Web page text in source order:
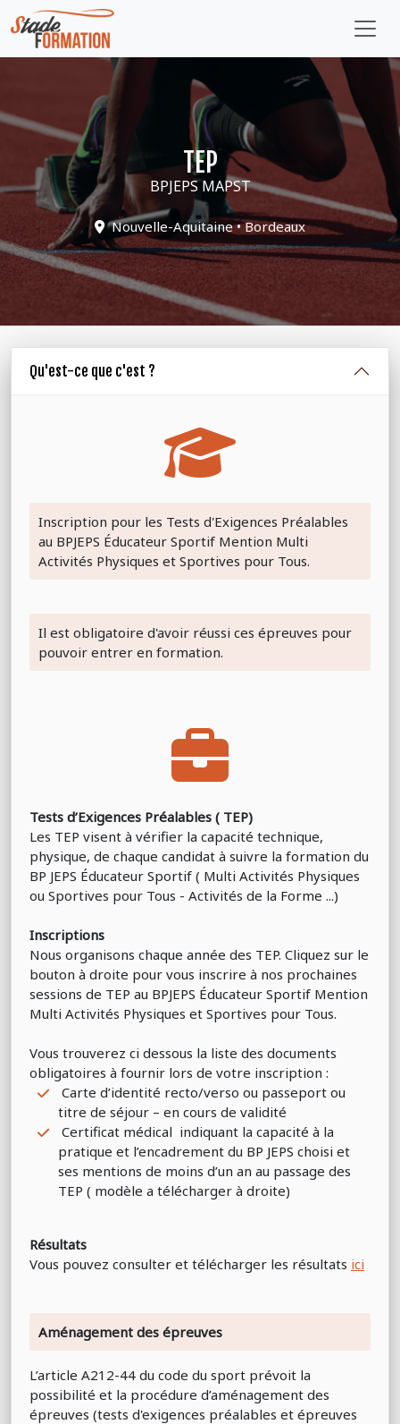
TEP
BPJEPS MAPST
Nouvelle-Aquitaine • Bordeaux
Qu'est-ce que c'est ?
Inscription pour les Tests d'Exigences Préalables
au BPJEPS Éducateur Sportif Mention Multi
Activités Physiques et Sportives pour Tous.
Il est obligatoire d'avoir réussi ces épreuves pour
pouvoir entrer en formation.
Tests d’Exigences Préalables ( TEP)
Les TEP visent à vérifier la capacité technique,
physique, de chaque candidat à suivre la formation du
BP JEPS Éducateur Sportif ( Multi Activités Physiques
ou Sportives pour Tous - Activités de la Forme ...)
Inscriptions
Nous organisons chaque année des TEP. Cliquez sur le
bouton à droite pour vous inscrire à nos prochaines
sessions de TEP au BPJEPS Éducateur Sportif Mention
Multi Activités Physiques et Sportives pour Tous.
Vous trouverez ci dessous la liste des documents
obligatoires à fournir lors de votre inscription :
Carte d’identité recto/verso ou passeport ou
titre de séjour – en cours de validité
Certificat médical indiquant la capacité à la
pratique et l’encadrement du BP JEPS choisi et
ses mentions de moins d’un an au passage des
TEP ( modèle a télécharger à droite)
Résultats
Vous pouvez consulter et télécharger les résultats ici
Aménagement des épreuves
L’article A212-44 du code du sport prévoit la
possibilité et la procédure d’aménagement des
épreuves (tests d'exigences préalables et épreuves